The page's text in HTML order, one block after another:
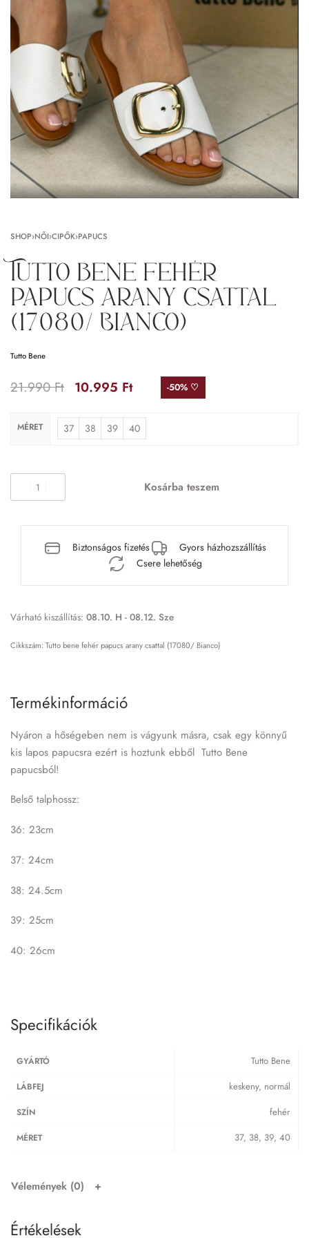
SHOP›NŐI›CIPŐK›PAPUCS
Tutto bene fehér
papucs arany csattal
(17080/ Bianco)
Tutto Bene
21.990Ft 10.995 Ft -50% ♡
MÉRET 37 38 39 40
Kosárba teszem
Biztonságos fizetés
Gyors házhozszállítás
Csere lehetőség
Várható kiszállítás: 08.10. H - 08.12. Sze
Tutto bene fehér papucs arany csattal (17080/ Bianco)
Termékinformáció
Nyáron a hőségeben nem is vágyunk másra, csak egy könnyű
kis lapos papucsra ezért is hoztunk ebből Tutto Bene
papucsból!
Belső talphossz:
36: 23cm
37: 24cm
38: 24.5cm
39: 25cm
40: 26cm
Specifikációk
GYÁRTÓ Tutto Bene
LÁBFEJ keskeny, normál
SZÍN fehér
MÉRET 37, 38, 39, 40
Vélemények (0)
Értékelések